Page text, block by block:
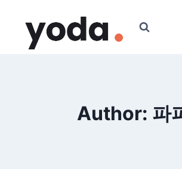
content
Author: 파